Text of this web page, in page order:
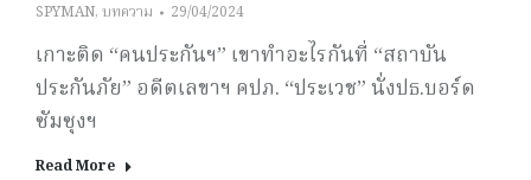
SPYMAN, บทความ 29/04/2024
เกาะติด “คนประกันฯ” เขาทำอะไรกันที่ “สถาบัน
ประกันภัย” อดีตเลขาฯ คปภ. “ประเวช” นั่งปธ.บอร์ด
ซัมซุงฯ
Read More